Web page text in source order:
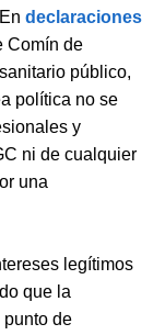
declaraciones
Comín de
público,
política no se
y
ni de cualquier
una
legítimos
que la
de